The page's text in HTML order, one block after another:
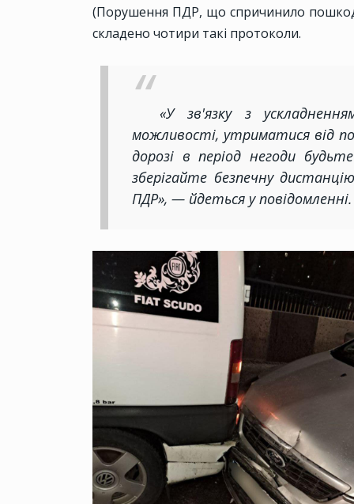
(Порушення ПДР, що спричинило
складено чотири такі протоколи.
«У зв'язку з
можливості, утриматися від
дорозі в період негоди
зберігайте безпечну
ПДР», — йдеться у повідомленні.